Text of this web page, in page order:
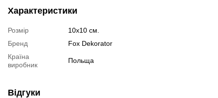
Характеристики
Розмір
10x10 см.
Бренд
Fox Dekorator
Країна
виробник
Польща
Відгуки